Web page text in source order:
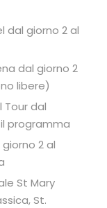
dal giorno 2 al
dal giorno 2
libere)
dal
programma
2 al
St Mary
St.